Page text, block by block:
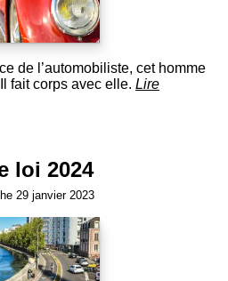
de l’automobiliste, cet homme
fait corps avec elle. Lire
loi 2024
29 janvier 2023